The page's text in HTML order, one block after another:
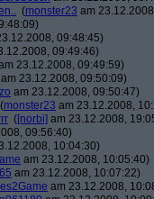
(monster23 am
09:48:45)
09:49:46)
23.12.2008, 09:49:59)
am 23.12.2008, 09:50:09)
am 23.12.2008, 09:50:47)
(monster23 am 23.12.2008,
([norbi] am 23.12.2008,
09:56:40)
10:04:30)
am 23.12.2008, 10:05:40)
am 23.12.2008, 10:07:22)
am 23.12.2008,